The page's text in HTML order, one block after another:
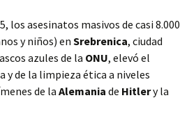
los asesinatos masivos de casi 8.000
y niños) en Srebrenica, ciudad
azules de la ONU, elevó el
y de la limpieza ética a niveles
de la Alemania de Hitlery la